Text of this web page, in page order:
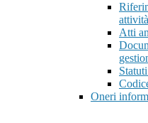
attività
Atti
Oneri